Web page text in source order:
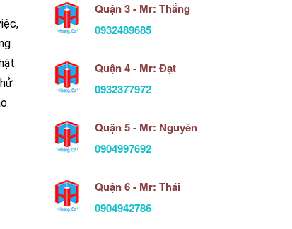
Quận 3 - Mr: Thắng
0932489685
Quận 4 - Mr: Đạt
0932377972
Quận 5 - Mr: Nguyên
0904997692
Quận 6 - Mr: Thái
0904942786